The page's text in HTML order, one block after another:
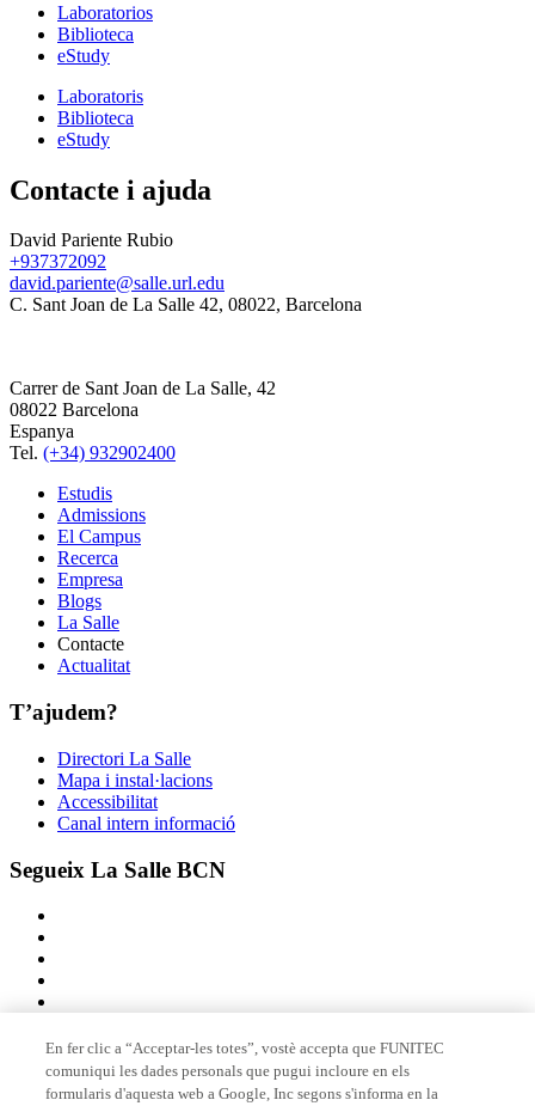
Laboratorios
Biblioteca
eStudy
Laboratoris
Biblioteca
eStudy
Contacte i ajuda
David Pariente Rubio
+937372092
david.pariente@salle.url.edu
C. Sant Joan de La Salle 42, 08022, Barcelona
Carrer de Sant Joan de La Salle, 42
08022 Barcelona
Espanya
Tel. (+34) 932902400
Estudis
Admissions
El Campus
Recerca
Empresa
Blogs
La Salle
Contacte
Actualitat
T’ajudem?
Directori La Salle
Mapa i instal·lacions
Accessibilitat
Canal intern informació
Segueix La Salle BCN
Membre de
En fer clic a “Acceptar-les totes”, vostè accepta que FUNITEC
comuniqui les dades personals que pugui incloure en els
formularis d'aquesta web a Google, Inc segons s'informa en la